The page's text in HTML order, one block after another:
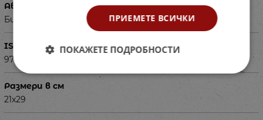
Автор
Бистра Стоименова, Кирил Славчев
ISBN
9789540134864
Размери в см
21x29
ПРИЕМЕТЕ ВСИЧКИ
ПОКАЖЕТЕ ПОДРОБНОСТИ